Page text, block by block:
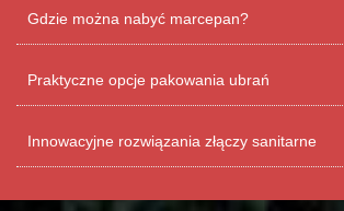
Gdzie można nabyć marcepan?
Praktyczne opcje pakowania ubrań
Innowacyjne rozwiązania złączy sanitarne